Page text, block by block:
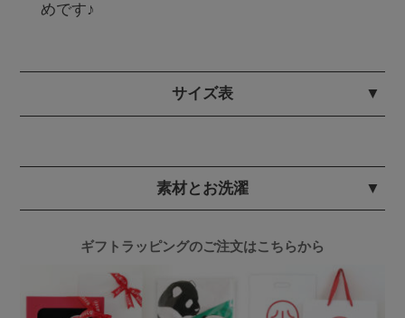
めです♪
サイズ表
素材とお洗濯
ギフトラッピングのご注文はこちらから